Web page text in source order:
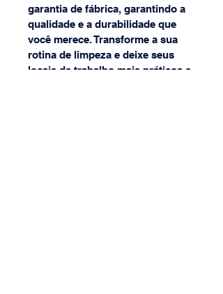
garantia de fábrica, garantindo a
qualidade e a durabilidade que
você merece. Transforme a sua
rotina de limpeza e deixe seus
locais de trabalho mais práticos e